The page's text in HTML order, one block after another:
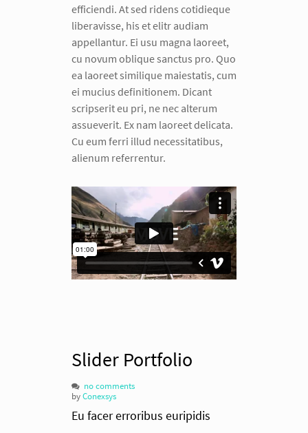
efficiendi. At sed ridens cotidieque
liberavisse, his et elitr audiam
appellantur. Ei usu magna laoreet,
cu novum oblique sanctus pro. Quo
ea laoreet similique maiestatis, cum
ei mucius definitionem. Dicant
scripserit eu pri, ne nec alterum
assueverit. Ex nam laoreet delicata.
Cu eum ferri illud necessitatibus,
alienum referrentur.
Slider Portfolio
no comments
byConexsys
Eu facer erroribus euripidis